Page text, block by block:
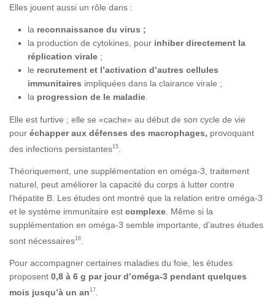
Elles jouent aussi un rôle dans :
la reconnaissance du virus ;
la production de cytokines, pour inhiber directement la
réplication virale ;
le recrutement et l’activation d’autres cellules
immunitaires impliquées dans la clairance virale ;
la progression de le maladie.
Elle est furtive ; elle se «cache» au début de son cycle de vie
pour échapper aux défenses des macrophages, provoquant
des infections persistantes15
Théoriquement, une supplémentation en oméga-3, traitement
naturel, peut améliorer la capacité du corps à lutter contre
l’hépatite B. Les études ont montré que la relation entre oméga-3
et le système immunitaire est complexe. Même si la
supplémentation en oméga-3 semble importante, d’autres études
sont nécessaires16
Pour accompagner certaines maladies du foie, les études
proposent 0,8 à 6 g par jour d’oméga-3 pendant quelques
mois jusqu’à un an17